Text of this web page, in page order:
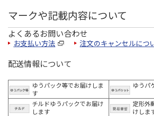
マークや記載内容について
よくあるお問い合わせ
お支払い方法 注文のキャンセルにつ
配送情報について
ゆうパック等でお届けしま
す
ゆうパ
チルドゆうパックでお届け
します
定形外
けしま